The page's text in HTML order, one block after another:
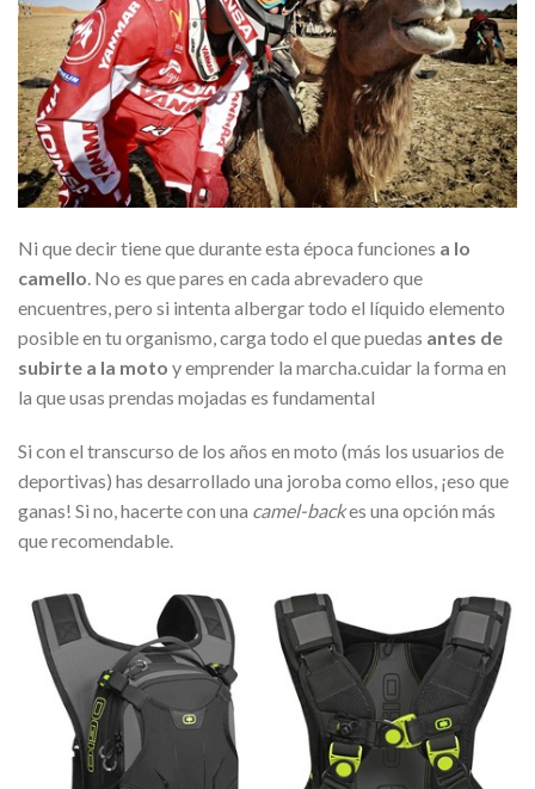
Ni que decir tiene que durante esta época funciones a lo
camello . No es que pares en cada abrevadero que
encuentres, pero si intenta albergar todo el líquido elemento
posible en tu organismo, carga todo el que puedas antes de
subirte a la moto y emprender la marcha.cuidar la forma en
la que usas prendas mojadas es fundamental
Si con el transcurso de los años en moto (más los usuarios de
deportivas) has desarrollado una joroba como ellos, ¡eso que
ganas! Si no, hacerte con una camel-backes una opción más
que recomendable.